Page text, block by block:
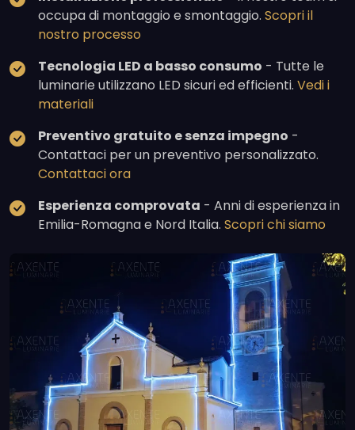
occupa di montaggio e smontaggio. Scopri il
nostro processo
Tecnologia LED a basso consumo - Tutte le
luminarie utilizzano LED sicuri ed efficienti. Vedi i
materiali
Preventivo gratuito e senza impegno -
Contattaci per un preventivo personalizzato.
Contattaci ora
Esperienza comprovata - Anni di esperienza in
Emilia-Romagna e Nord Italia. Scopri chi siamo